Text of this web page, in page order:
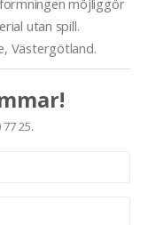
utan spill.
Västergötland.
25.